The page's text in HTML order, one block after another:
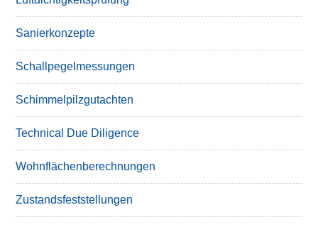
Sanierkonzepte
Schallpegelmessungen
Schimmelpilzgutachten
Technical Due Diligence
Wohnflächenberechnungen
Zustandsfeststellungen